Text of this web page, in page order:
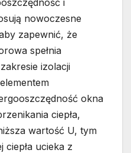
nowoczesne
zapewnić, że
spełnia
izolacji
okna
ciepła,
wartość U, tym
ciepła ucieka z